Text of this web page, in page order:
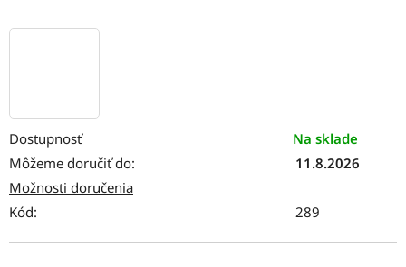
Dostupnosť
Na sklade
Môžeme doručiť do:
11.8.2026
Možnosti doručenia
Kód:
289